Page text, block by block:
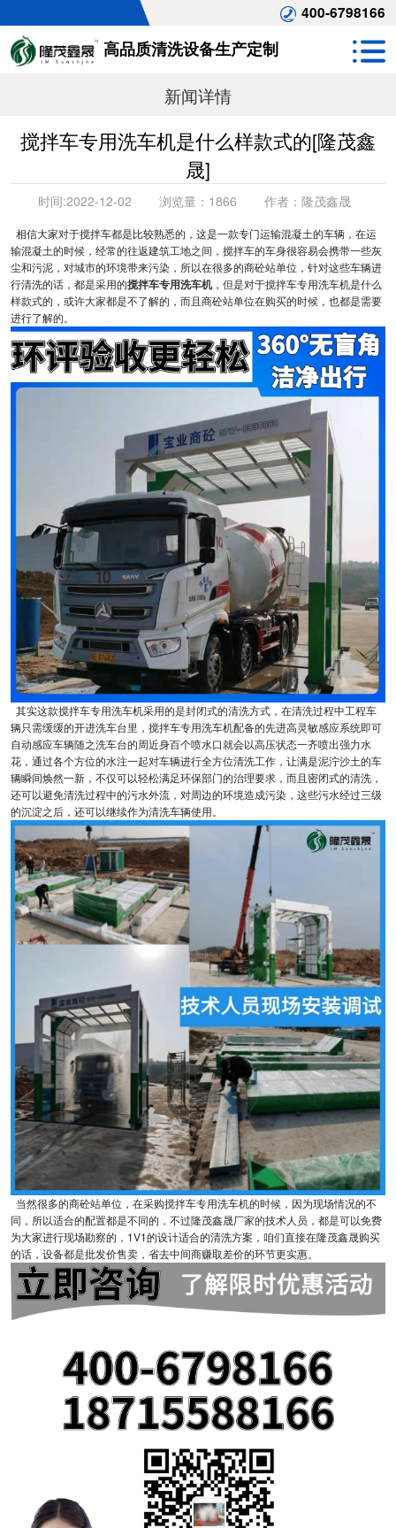
400-6798166
高品质清洗设备生产定制
新闻详情
搅拌车专用洗车机是什么样款式的[隆茂鑫
晟]
时间:2022-12-02 浏览量： 1866 作者： 隆茂鑫晟
相信大家对于搅拌车都是比较熟悉的，这是一款专门运输混凝土的车辆，在运
输混凝土的时候，经常的往返建筑工地之间，搅拌车的车身很容易会携带一些灰
尘和污泥，对城市的环境带来污染，所以在很多的商砼站单位，针对这些车辆进
行清洗的话，都是采用的搅拌车专用洗车机，但是对于搅拌车专用洗车机是什么
样款式的，或许大家都是不了解的，而且商砼站单位在购买的时候，也都是需要
进行了解的。
其实这款搅拌车专用洗车机采用的是封闭式的清洗方式，在清洗过程中工程车
辆只需缓缓的开进洗车台里，搅拌车专用洗车机配备的先进高灵敏感应系统即可
自动感应车辆随之洗车台的周近身百个喷水口就会以高压状态一齐喷出强力水
花，通过各个方位的水注一起对车辆进行全方位清洗工作，让满是泥泞沙土的车
辆瞬间焕然一新，不仅可以轻松满足环保部门的治理要求，而且密闭式的清洗，
还可以避免清洗过程中的污水外流，对周边的环境造成污染，这些污水经过三级
的沉淀之后，还可以继续作为清洗车辆使用。
当然很多的商砼站单位，在采购搅拌车专用洗车机的时候，因为现场情况的不
同，所以适合的配置都是不同的，不过隆茂鑫晟厂家的技术人员，都是可以免费
为大家进行现场勘察的，1V1的设计适合的清洗方案，咱们直接在隆茂鑫晟购买
的话，设备都是批发价售卖，省去中间商赚取差价的环节更实惠。